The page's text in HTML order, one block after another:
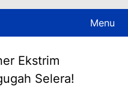
Menu
Ekstrim
Selera!